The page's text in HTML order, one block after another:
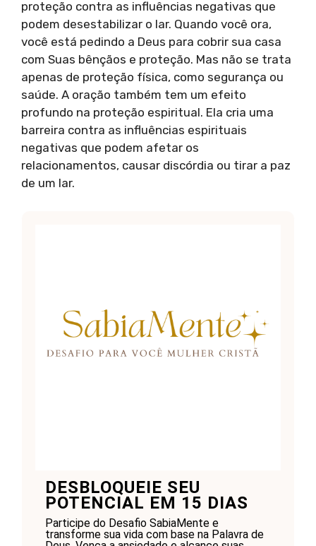
proteção contra as influências negativas que
podem desestabilizar o lar. Quando você ora,
você está pedindo a Deus para cobrir sua casa
com Suas bênçãos e proteção. Mas não se trata
apenas de proteção física, como segurança ou
saúde. A oração também tem um efeito
profundo na proteção espiritual. Ela cria uma
barreira contra as influências espirituais
negativas que podem afetar os
relacionamentos, causar discórdia ou tirar a paz
de um lar.
DESBLOQUEIE SEU
POTENCIAL EM 15 DIAS
Participe do Desafio SabiaMente e
transforme sua vida com base na Palavra de